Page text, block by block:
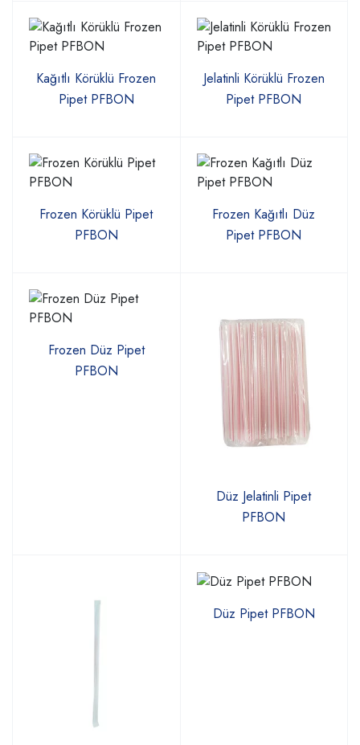
Kağıtlı Körüklü Frozen
Pipet PFBON
Jelatinli Körüklü Frozen
Pipet PFBON
Frozen Körüklü Pipet
PFBON
Frozen Kağıtlı Düz
Pipet PFBON
Frozen Düz Pipet
PFBON
Düz Jelatinli Pipet
PFBON
Düz Pipet PFBON